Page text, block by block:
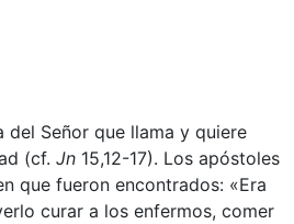
del Señor que llama y quiere
(cf. Jn 15,12-17). Los apóstoles
que fueron encontrados: «Era
curar a los enfermos, comer